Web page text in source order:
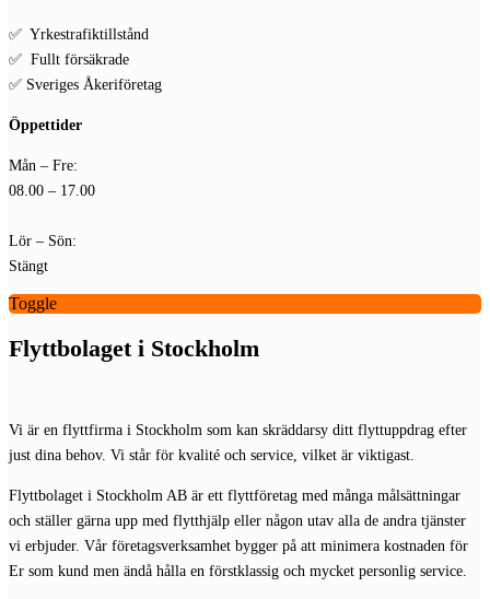
✅ Yrkestrafiktillstånd
✅ Fullt försäkrade
✅ Sveriges Åkeriföretag
Öppettider
Mån – Fre:
08.00 – 17.00
Lör – Sön:
Stängt
Toggle
Flyttbolaget i Stockholm
Vi är en flyttfirma i Stockholm som kan skräddarsy ditt flyttuppdrag efter
just dina behov. Vi står för kvalité och service, vilket är viktigast.
Flyttbolaget i Stockholm AB är ett flyttföretag med många målsättningar
och ställer gärna upp med flytthjälp eller någon utav alla de andra tjänster
vi erbjuder. Vår företagsverksamhet bygger på att minimera kostnaden för
Er som kund men ändå hålla en förstklassig och mycket personlig service.